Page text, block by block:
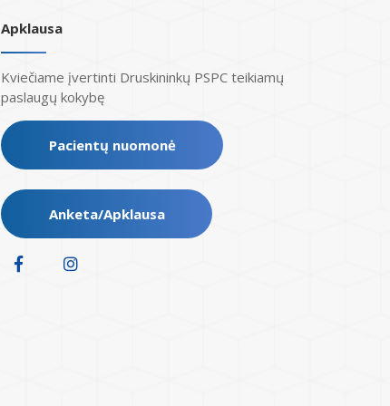
Apklausa
Kviečiame įvertinti Druskininkų PSPC teikiamų
paslaugų kokybę
Pacientų nuomonė
Anketa/Apklausa